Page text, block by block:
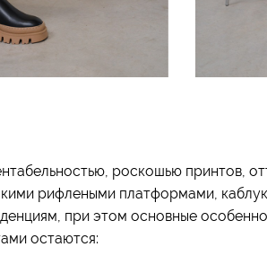
роскошью принтов,
рифлеными платформами,
при этом основные
остаются: